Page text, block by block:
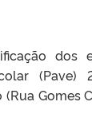
dos
(Pave)
Gomes